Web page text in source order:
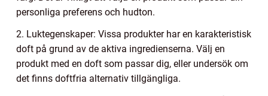
personliga preferens och hudton.
2. Luktegenskaper: Vissa produkter har en karakteristisk
doft på grund av de aktiva ingredienserna. Välj en
produkt med en doft som passar dig, eller undersök om
det finns doftfria alternativ tillgängliga.